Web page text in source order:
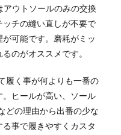
ウトソールのみの交換
チの縫い直しが不要で
可能です。磨耗がミッ
のがオススメです。
履く事が何よりも一番の
ヒールが高い、ソール
どの理由から出番の少な
事で履きやすくカスタ